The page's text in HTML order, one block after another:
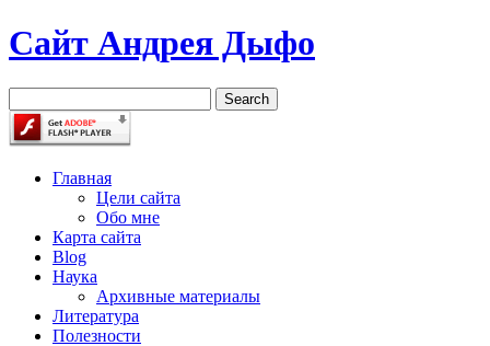
Сайт Андрея Дыфо
Главная
Цели сайта
Обо мне
Карта сайта
Blog
Наука
Архивные материалы
Литература
Полезности